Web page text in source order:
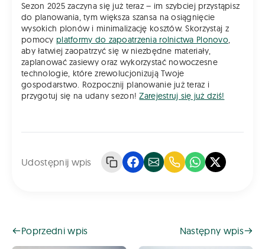
Sezon 2025 zaczyna się już teraz – im szybciej przystąpisz
do planowania, tym większa szansa na osiągnięcie
wysokich plonów i minimalizację kosztów. Skorzystaj z
pomocy platformy do zapoatrzenia rolnictwa Plonovo,
aby łatwiej zaopatrzyć się w niezbędne materiały,
zaplanować zasiewy oraz wykorzystać nowoczesne
technologie, które zrewolucjonizują Twoje
gospodarstwo. Rozpocznij planowanie już teraz i
przygotuj się na udany sezon!Zarejestruj się już dziś!
Udostępnij wpis
Poprzedni wpis Następny wpis